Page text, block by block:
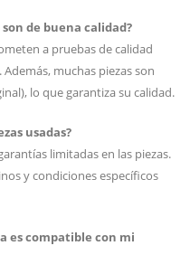
son de buena calidad?
a pruebas de calidad
muchas piezas son
lo que garantiza su calidad.
usadas?
limitadas en las piezas.
y condiciones específicos
es compatible con mi